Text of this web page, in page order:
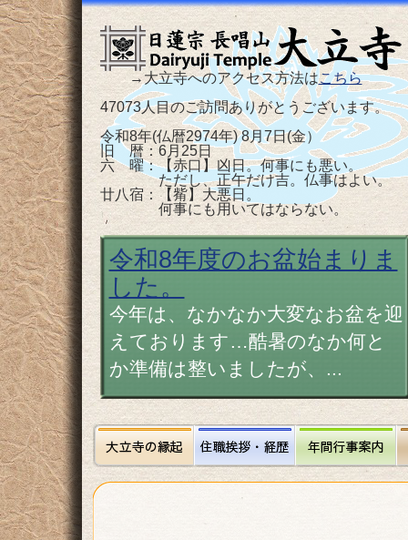
→大立寺へのアクセス方法はこちら
47073人目のご訪問ありがとうございます。
令和8年(仏暦2974年) 8月7日(金）
旧 暦：6月25日
六 曜：【赤口】凶日。何事にも悪い。
ただし、正午だけ吉。仏事はよい。
廿八宿：【觜】大悪日。
何事にも用いてはならない。
令和8年度のお盆始まりま
した。
今年は、なかなか大変なお盆を迎
えております…酷暑のなか何と
か準備は整いましたが、...